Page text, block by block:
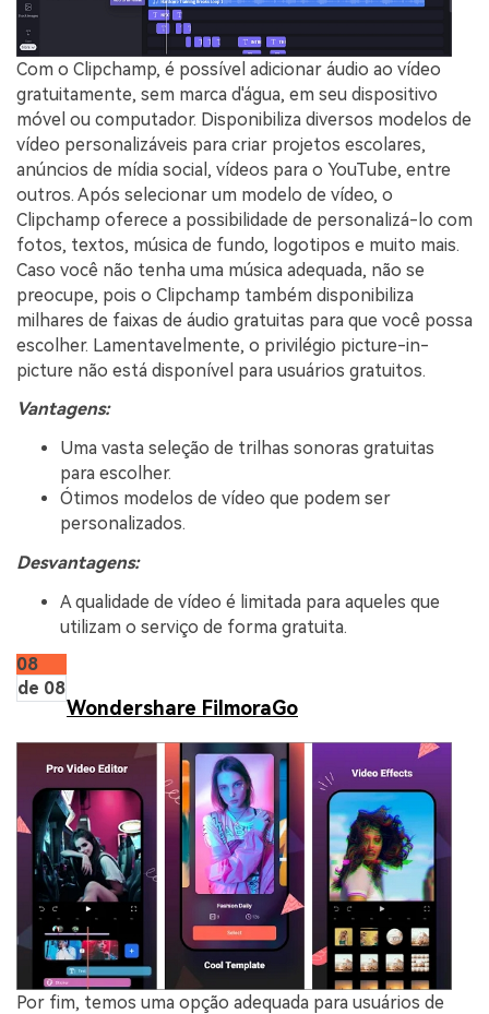
Com o Clipchamp, é possível adicionar áudio ao vídeo
gratuitamente, sem marca d'água, em seu dispositivo
móvel ou computador. Disponibiliza diversos modelos de
vídeo personalizáveis para criar projetos escolares,
anúncios de mídia social, vídeos para o YouTube, entre
outros. Após selecionar um modelo de vídeo, o
Clipchamp oferece a possibilidade de personalizá-lo com
fotos, textos, música de fundo, logotipos e muito mais.
Caso você não tenha uma música adequada, não se
preocupe, pois o Clipchamp também disponibiliza
milhares de faixas de áudio gratuitas para que você possa
escolher. Lamentavelmente, o privilégio picture-in-
picture não está disponível para usuários gratuitos.
Vantagens:
Uma vasta seleção de trilhas sonoras gratuitas
para escolher.
Ótimos modelos de vídeo que podem ser
personalizados.
Desvantagens:
A qualidade de vídeo é limitada para aqueles que
utilizam o serviço de forma gratuita.
08
de 08
Wondershare FilmoraGo
Por fim, temos uma opção adequada para usuários de